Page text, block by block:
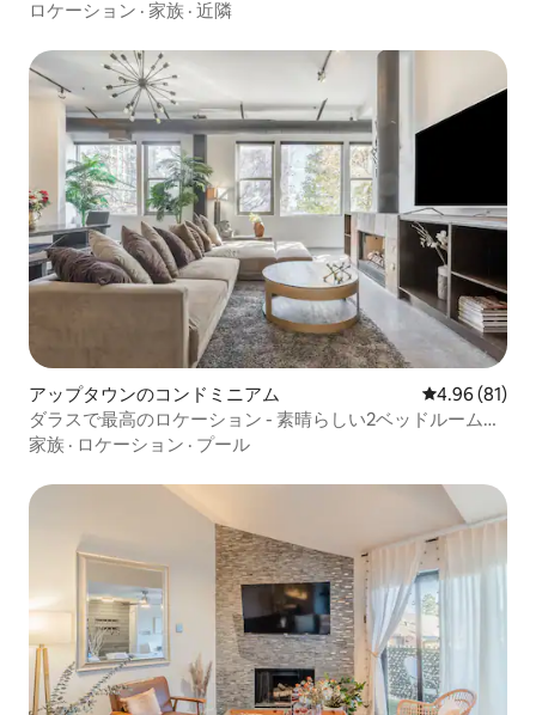
ニアム*
ロケーション · 家族 · 近隣
アップタウンのコンドミニアム レビュー81
4.96 (81)
ダラスで最高のロケーション - 素晴らしい2ベッドルームの
コンドミニアム
家族 · ロケーション · プール